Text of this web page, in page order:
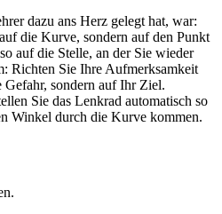
dazu ans Herz gelegt hat, war:
die Kurve, sondern auf den Punkt
auf die Stelle, an der Sie wieder
Richten Sie Ihre Aufmerksamkeit
Gefahr, sondern auf Ihr Ziel.
Sie das Lenkrad automatisch so
Winkel durch die Kurve kommen.